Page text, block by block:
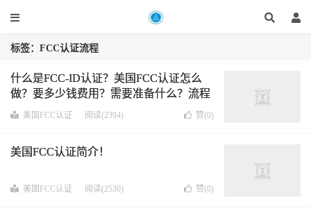
标签：FCC认证流程
什么是FCC-ID认证？美国FCC认证怎么
做？要多少钱费用？需要准备什么？流程
时间呢？
美国FCC认证 阅读(2394) 赞(0)
美国FCC认证简介！
美国FCC认证 阅读(2530) 赞(0)